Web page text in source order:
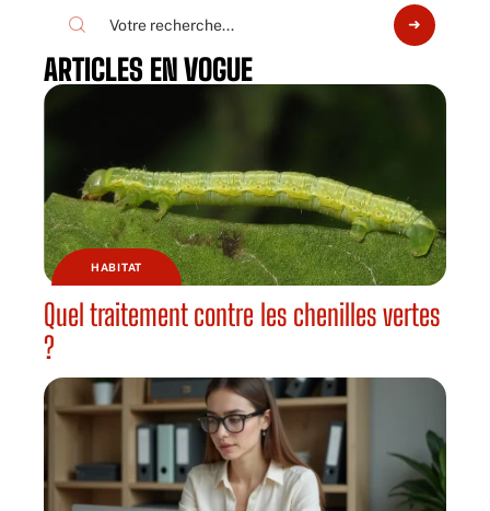
ARTICLES EN VOGUE
HABITAT
Quel traitement contre les chenilles vertes
?